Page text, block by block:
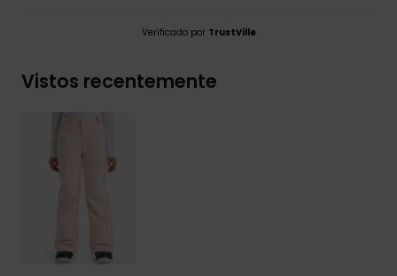
Verificado por TrustVille
Vistos recentemente